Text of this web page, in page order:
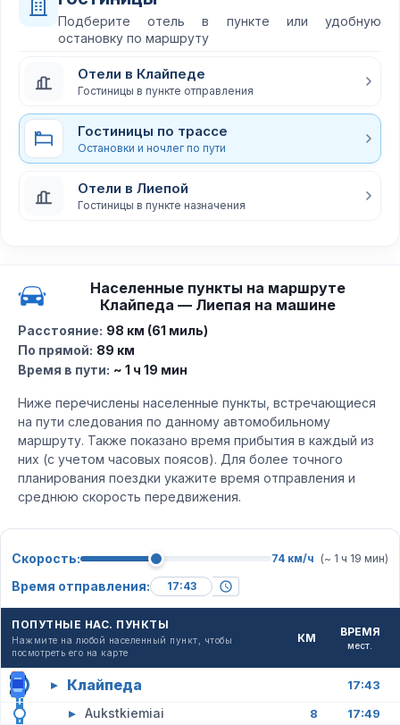
Подберите отель в пункте или удобную
остановку по маршруту
Отели в Клайпеде
Гостиницы в пункте отправления
Гостиницы по трассе
Остановки и ночлег по пути
Отели в Лиепой
Гостиницы в пункте назначения
Населенные пункты на маршруте
Клайпеда — Лиепая на машине
Расстояние: 98 км (61 миль)
По прямой: 89 км
Время в пути: ~ 1 ч 19 мин
Ниже перечислены населенные пункты, встречающиеся
на пути следования по данному автомобильному
маршруту. Также показано время прибытия в каждый из
них (с учетом часовых поясов). Для более точного
планирования поездки укажите время отправления и
среднюю скорость передвижения.
Скорость: 74 км/ч (~ 1 ч 19 мин)
Время отправления:
ПОПУТНЫЕ НАС. ПУНКТЫ
Нажмите на любой населенный пункт, чтобы
посмотреть его на карте
КМ ВРЕМЯ
мест.
▸ Клайпеда 17:43
▸ Aukstkiemiai 8 17:49